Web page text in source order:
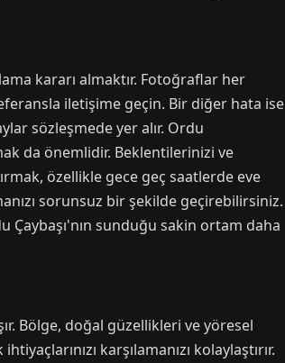
kararı almaktır. Fotoğraflar her
iletişime geçin. Bir diğer hata ise
sözleşmede yer alır. Ordu
da önemlidir. Beklentilerinizi ve
özellikle gece geç saatlerde eve
sorunsuz bir şekilde geçirebilirsiniz.
Çaybaşı'nın sunduğu sakin ortam daha
Bölge, doğal güzellikleri ve yöresel
karşılamanızı kolaylaştırır.